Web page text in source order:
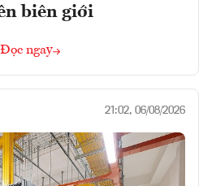
biên giới
Đọc ngay
21:02, 06/08/2026